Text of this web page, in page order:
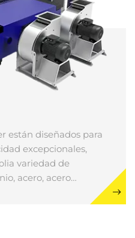
están diseñados para
excepcionales,
variedad de
acero, acero